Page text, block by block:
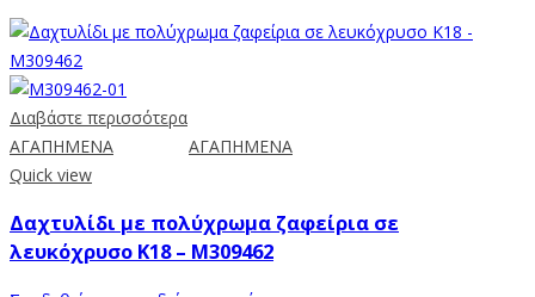
Διαβάστε περισσότερα
ΑΓΑΠΗΜΕΝΑ
ΑΓΑΠΗΜΕΝΑ
Quick view
Δαχτυλίδι με πολύχρωμα ζαφείρια σε
λευκόχρυσο Κ18 – M309462